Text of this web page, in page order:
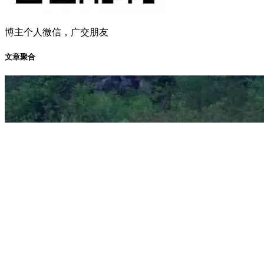
博主个人微信，广交朋友
文章聚合